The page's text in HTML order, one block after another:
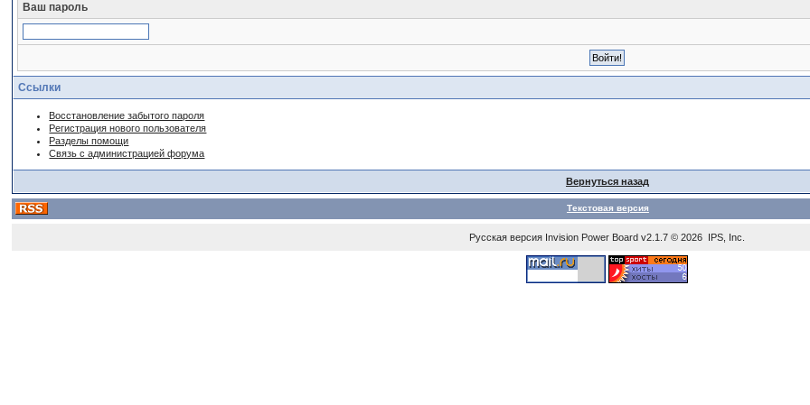
Ваш пароль
Ссылки
Восстановление забытого пароля
Регистрация нового пользователя
Разделы помощи
Связь с администрацией форума
Вернуться назад
Текстовая версия
Русская версия Invision Power Board v2.1.7 © 2026 IPS, Inc.